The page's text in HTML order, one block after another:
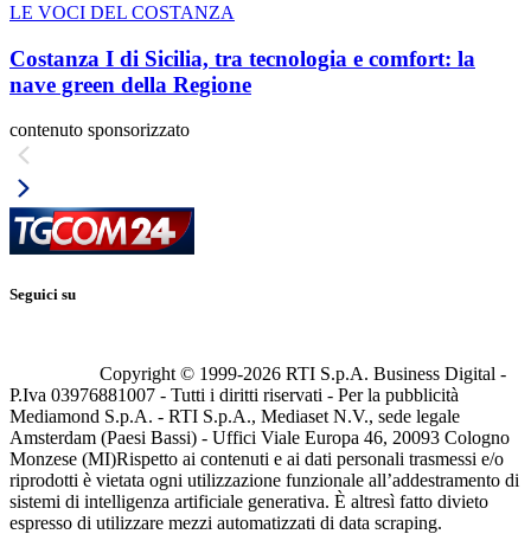
LE VOCI DEL COSTANZA
Costanza I di Sicilia, tra tecnologia e comfort: la
nave green della Regione
contenuto sponsorizzato
Seguici su
Copyright © 1999-2026 RTI S.p.A. Business Digital -
P.Iva 03976881007 - Tutti i diritti riservati - Per la pubblicità
Mediamond S.p.A. - RTI S.p.A., Mediaset N.V., sede legale
Amsterdam (Paesi Bassi) - Uffici Viale Europa 46, 20093 Cologno
Monzese (MI)Rispetto ai contenuti e ai dati personali trasmessi e/o
riprodotti è vietata ogni utilizzazione funzionale all’addestramento di
sistemi di intelligenza artificiale generativa. È altresì fatto divieto
espresso di utilizzare mezzi automatizzati di data scraping.